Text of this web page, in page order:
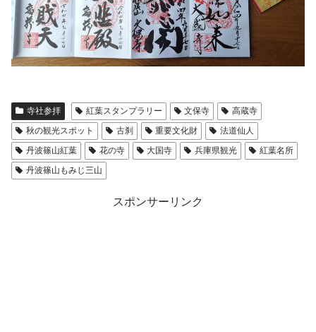
寺社参拝 紅葉スタンプラリー 文保寺
高蔵寺
秋の観光スポット
古刹 重要文化財
法道仙人
丹波篠山紅葉
花の寺 大国寺 兵庫県観光
紅葉名所
丹波篠山もみじ三山
スポンサーリンク